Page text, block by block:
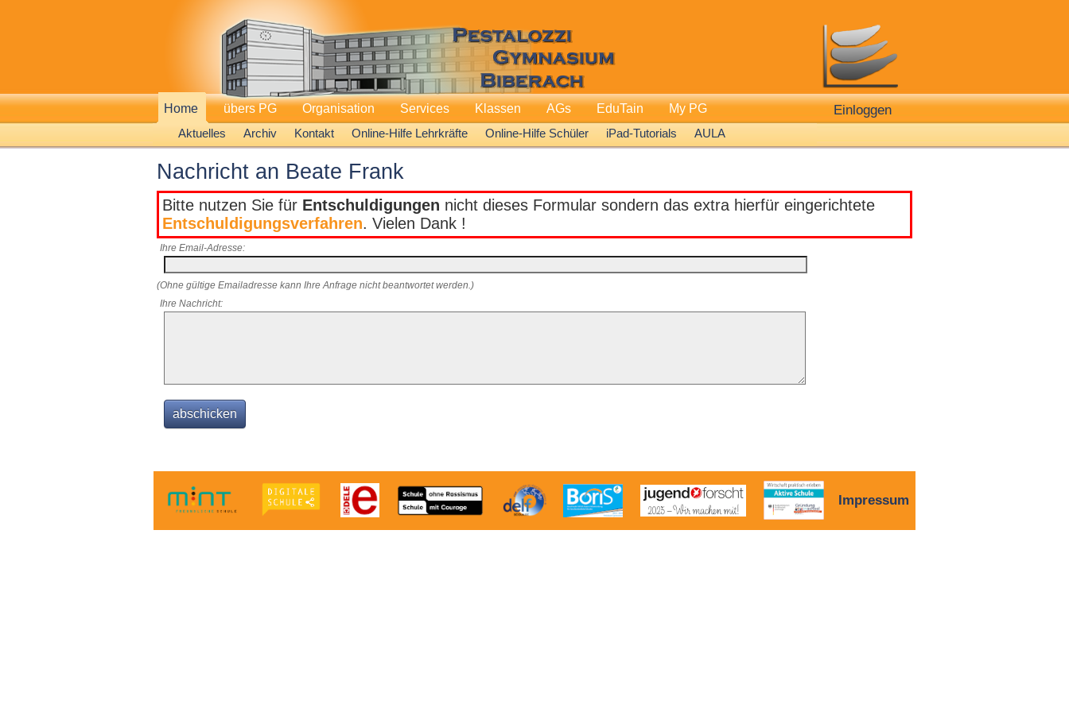
Home
Aktuelles
Archiv Kontakt Online-Hilfe Lehrkräfte Online-Hilfe Schüler iPad-Tutorials AULA
übers PG Organisation Services Klassen AGs EduTain My PG Einloggen
Nachricht an Beate Frank
Bitte nutzen Sie für Entschuldigungen nicht dieses Formular sondern das extra hierfür eingerichtete
Entschuldigungsverfahren. Vielen Dank !
Ihre Email-Adresse:
(Ohne gültige Emailadresse kann Ihre Anfrage nicht beantwortet werden.)
Ihre Nachricht:
Impressum